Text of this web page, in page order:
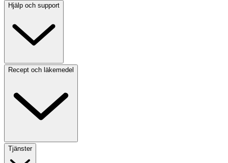
Hjälp och support
Recept och läkemedel
Tjänster